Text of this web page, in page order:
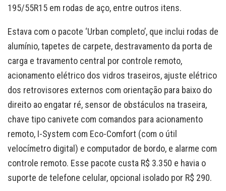
195/55R15 em rodas de aço, entre outros itens.
Estava com o pacote ‘Urban completo’, que inclui rodas de
alumínio, tapetes de carpete, destravamento da porta de
carga e travamento central por controle remoto,
acionamento elétrico dos vidros traseiros, ajuste elétrico
dos retrovisores externos com orientação para baixo do
direito ao engatar ré, sensor de obstáculos na traseira,
chave tipo canivete com comandos para acionamento
remoto, I-System com Eco-Comfort (com o útil
velocímetro digital) e computador de bordo, e alarme com
controle remoto. Esse pacote custa R$ 3.350 e havia o
suporte de telefone celular, opcional isolado por R$ 290.